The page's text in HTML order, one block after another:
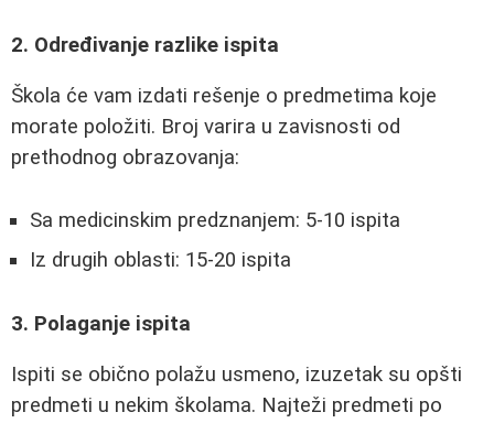
2. Određivanje razlike ispita
Škola će vam izdati rešenje o predmetima koje
morate položiti. Broj varira u zavisnosti od
prethodnog obrazovanja:
Sa medicinskim predznanjem: 5-10 ispita
Iz drugih oblasti: 15-20 ispita
3. Polaganje ispita
Ispiti se obično polažu usmeno, izuzetak su opšti
predmeti u nekim školama. Najteži predmeti po